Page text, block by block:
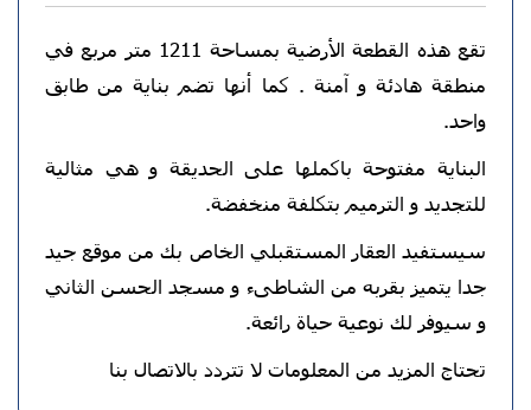
تقع هذه القطعة الأرضية بمساحة 1211 متر مربع في
منطقة هادئة و آمنة . كما أنها تضم بناية من طابق
واحد.
البناية مفتوحة باكملها على الحديقة و هي مثالية
للتجديد و الترميم بتكلفة منخفضة.
سيستفيد العقار المستقبلي الخاص بك‎ من موقع جيد
جدا يتميز بقربه من الشاطىء و مسجد الحسن الثاني
و سيوفر لك نوعية حياة رائعة.
تحتاج المزيد من المعلومات لا تتردد بالاتصال بنا